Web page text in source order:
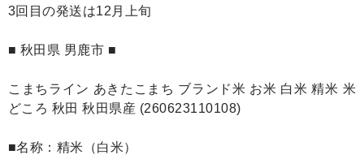
3回目の発送は12月上旬
■ 秋田県 男鹿市 ■
こまちライン あきたこまち ブランド米 お米 白米 精米 米
どころ 秋田 秋田県産 (260623110108)
■名称：精米（白米）